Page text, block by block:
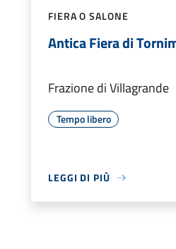
FIERA O SALONE
Antica Fiera di
Frazione di Villagrande
Tempo libero
LEGGI DI PIÙ